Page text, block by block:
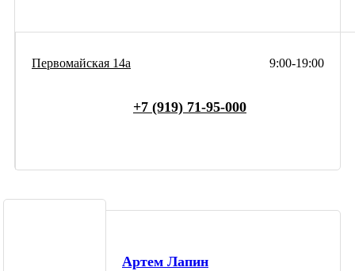
9:00-19:00
Первомайская 14а
+7 (919) 71-95-000
Артем Лапин